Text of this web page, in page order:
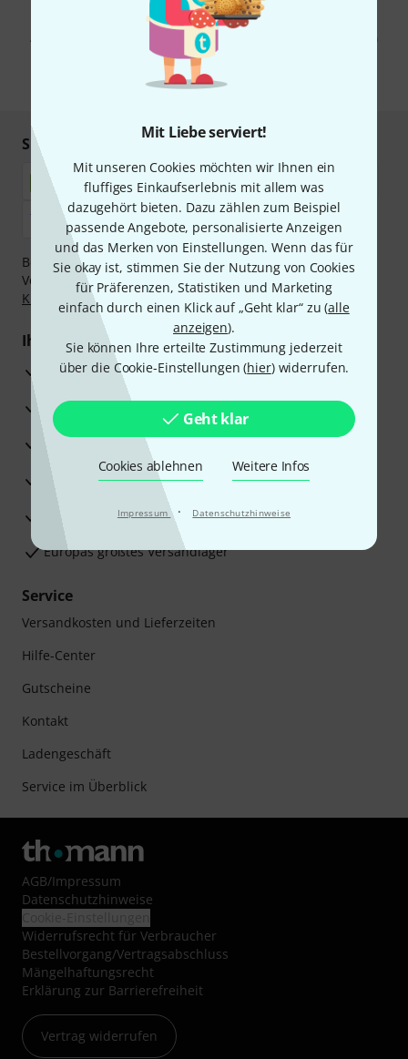
Mit Liebe serviert!
Mit unseren Cookies möchten wir Ihnen ein
fluffiges Einkaufserlebnis mit allem was
dazugehört bieten. Dazu zählen zum Beispiel
passende Angebote, personalisierte Anzeigen
und das Merken von Einstellungen. Wenn das für
Sie okay ist, stimmen Sie der Nutzung von Cookies
für Präferenzen, Statistiken und Marketing
einfach durch einen Klick auf „Geht klar“ zu (alle
anzeigen).
Sie können Ihre erteilte Zustimmung jederzeit
über die Cookie-Einstellungen (hier) widerrufen.
Geht klar
Cookies ablehnen Weitere Infos
Impressum · Datenschutzhinweise
Mit Klick auf „Jetzt anmelden“ stimmen Sie dem Erhalt von E-Mail-
Werbung und einer Messung des E-Mail-Nutzungsverhaltens zu. Die
Abmeldung ist jederzeit möglich. Weitere Informationen finden Sie in
unseren
Datenschutzhinweisen
* Pflichtfeld
Sicher einkaufen & bezahlen
Bezahlen Sie vertraulich und sicher per Nachnahme,
Vorkasse, PayPal, Amazon Pay, Klarna Sofort bezahlen
Klarna Ratenzahlungoder Kreditkarte.
Ihre Vorteile
3 Jahre Thomann Garantie
30 Tage Money-Back-Garantie
Reparaturservice
Beratung durch Fachexperten
Zufriedenheitsgarantie
Europas größtes Versandlager
Service
Versandkosten und Lieferzeiten
Hilfe-Center
Gutscheine
Kontakt
Ladengeschäft
Service im Überblick
AGB/Impressum
Datenschutzhinweise
Widerrufsrecht für Verbraucher
Bestellvorgang/Vertragsabschluss
Mängelhaftungsrecht
Erklärung zur Barrierefreiheit
Vertrag widerrufen